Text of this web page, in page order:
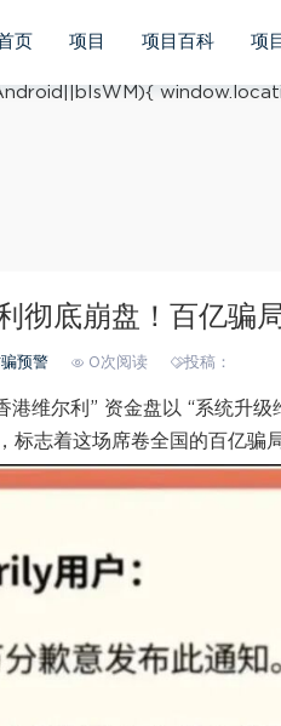
os"; var bIsAndroid =
页 项目 项目百科 项
彻底崩盘！百亿骗
骗预警 0次阅读 投稿：
维尔利” 资金盘以 “系统升级
标志着这场席卷全国的百亿骗